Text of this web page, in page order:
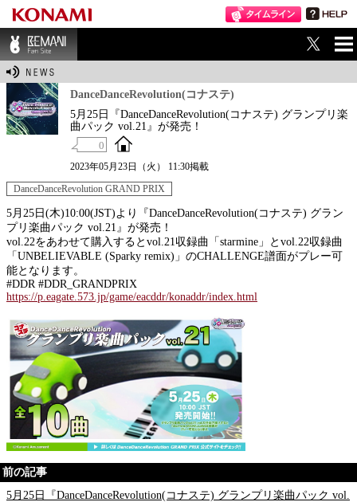
BEMANI Fan Sit
DanceDanceRevolution(コナステ)
5月25日『DanceDanceRevolution(コナステ) グランプリ楽
曲パック vol.21』が発売！
0
2023年05月23日（火） 11:30掲載
DanceDanceRevolution GRAND PRIX
5月25日(木)10:00(JST)より『DanceDanceRevolution(コナステ) グラン
プリ楽曲パック vol.21』が発売！
vol.22をあわせて購入するとvol.21収録曲「starmine」とvol.22収録曲
「UNBELIEVABLE (Sparky remix)」のCHALLENGE譜面がプレー可
能となります。
#DDR #DDR_GRANDPRIX
https://p.eagate.573.jp/game/eacddr/konaddr/index.html
前の記事
5月25日『DanceDanceRevolution(コナステ) グランプリ楽曲パック vol.